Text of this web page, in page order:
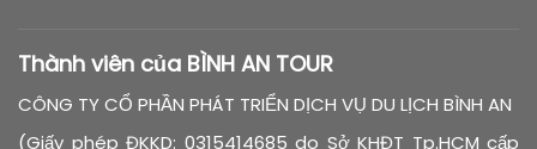
Thành viên của BÌNH AN TOUR
CÔNG TY CỔ PHẦN PHÁT TRIỂN DỊCH VỤ DU LỊCH BÌNH AN
(Giấy phép ĐKKD: 0315414685 do Sở KHĐT Tp.HCM cấp